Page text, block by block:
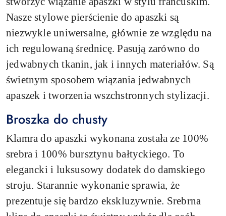
Nasze stylowe pierścienie do apaszki są
niezwykle uniwersalne, głównie ze względu na
ich regulowaną średnicę. Pasują zarówno do
jedwabnych tkanin, jak i innych materiałów. Są
świetnym sposobem wiązania jedwabnych
apaszek i tworzenia wszchstronnych stylizacji.
Broszka do chusty
Klamra do apaszki wykonana została ze 100%
srebra i 100% bursztynu bałtyckiego. To
elegancki i luksusowy dodatek do damskiego
stroju. Starannie wykonanie sprawia, że
prezentuje się bardzo ekskluzywnie. Srebrna